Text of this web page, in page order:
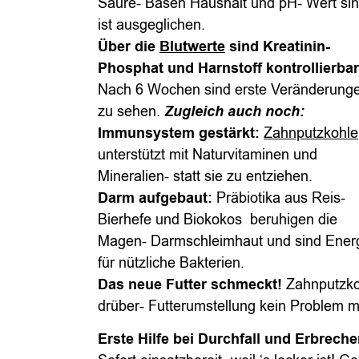
ist ausgeglichen.
Über die Blutwerte sind Kreatinin-
Phosphat und Harnstoff
Nach 6 Wochen sind erste
zu sehen. Zugleich auch noch:
Immunsystem gestärkt: Zahnputzkohle
unterstützt mit Naturvitaminen und
Mineralien- statt sie zu entziehen.
Darm aufgebaut: Präbiotika aus Reis-
Bierhefe und Biokokos beruhigen die
Magen- Darmschleimhaut und sind
für nützliche Bakterien.
Das neue Futter schmeckt!
drüber- Futterumstellung kein Problem
Erste Hilfe bei Durchfall und